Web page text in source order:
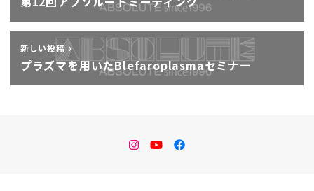
新しい投稿
プラズマを用いたBlefaroplasmaセミナー
instagram
Youtubefacebook